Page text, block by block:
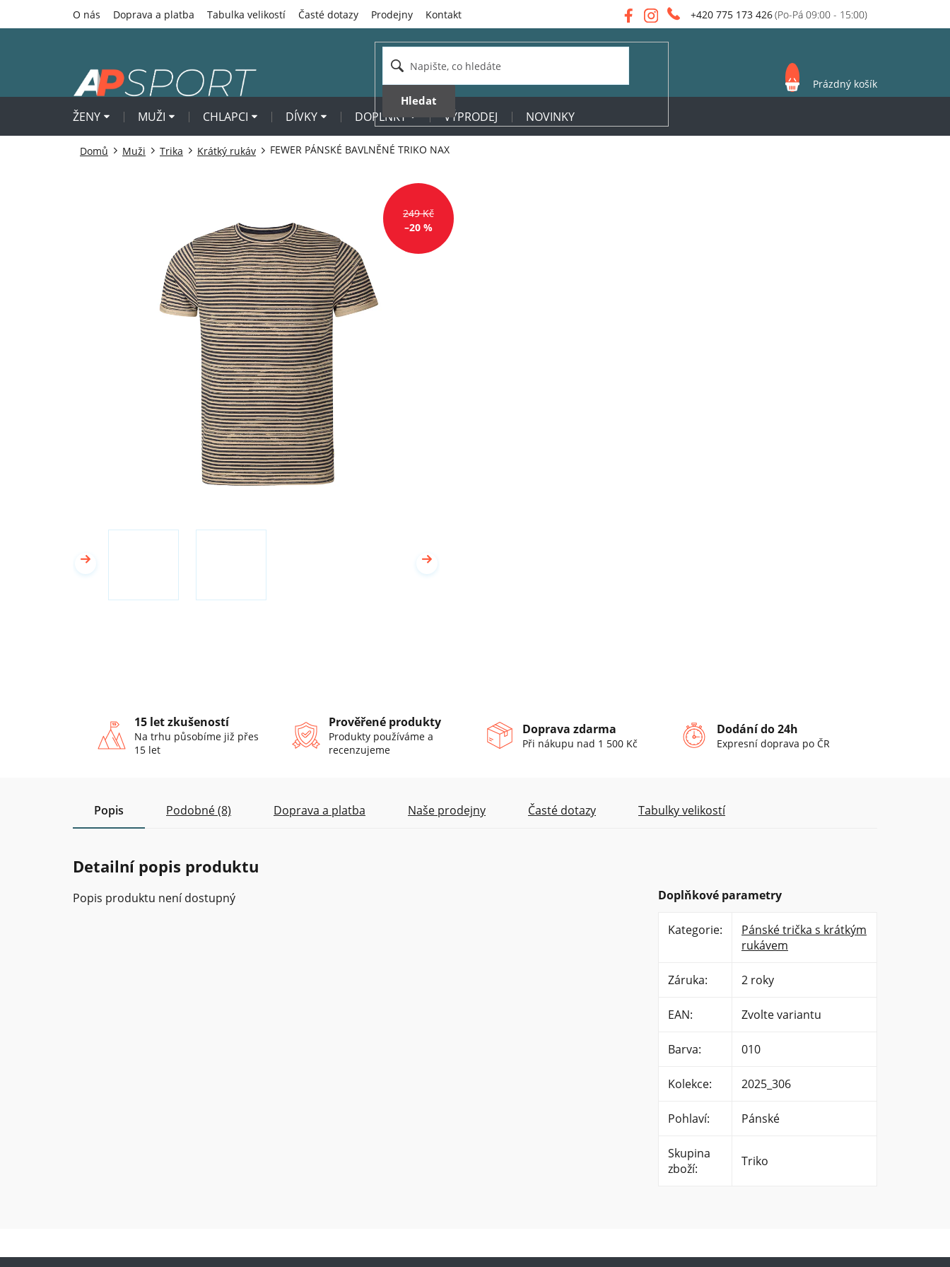
+420 775 173 426
O nás Doprava a platba Tabulka velikostí Časté dotazy Prodejny Kontakt
Hledat
NÁKUPNÍ
KOŠÍK
Prázdný košík
ŽENY MUŽI CHLAPCI DÍVKY DOPLŇKY VÝPRODEJ NOVINKY
Domů Muži Trika Krátký rukáv FEWER PÁNSKÉ BAVLNĚNÉ TRIKO NAX
249 Kč
–20 %
15 let zkušeností
Na trhu působíme již přes
15 let
Prověřené produkty
Produkty používáme a
recenzujeme
Doprava zdarma
Při nákupu nad 1 500 Kč
Dodání do 24h
Expresní doprava po ČR
Popis Podobné (8) Doprava a platba Naše prodejny Časté dotazy Tabulky velikostí
Detailní popis produktu
Popis produktu není dostupný Doplňkové parametry
Kategorie:
Pánské trička s krátkým
rukávem
Záruka: 2 roky
EAN: Zvolte variantu
Barva: 010
Kolekce: 2025_306
Pohlaví: Pánské
Skupina
zboží: Triko